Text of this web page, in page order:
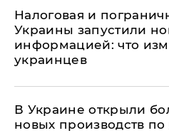
Налоговая и
Украины запустили
информацией: что
украинцев
В Украине открыли
новых производств